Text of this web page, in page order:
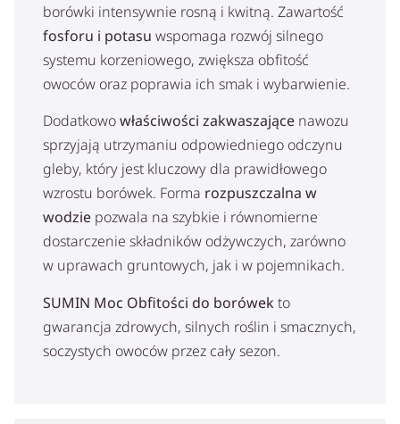
borówki intensywnie rosną i kwitną. Zawartość
fosforu i potasu wspomaga rozwój silnego
systemu korzeniowego, zwiększa obfitość
owoców oraz poprawia ich smak i wybarwienie.
Dodatkowowłaściwości zakwaszające nawozu
sprzyjają utrzymaniu odpowiedniego odczynu
gleby, który jest kluczowy dla prawidłowego
wzrostu borówek. Forma rozpuszczalna w
wodzie pozwala na szybkie i równomierne
dostarczenie składników odżywczych, zarówno
w uprawach gruntowych, jak i w pojemnikach.
SUMIN Moc Obfitości do borówek to
gwarancja zdrowych, silnych roślin i smacznych,
soczystych owoców przez cały sezon.